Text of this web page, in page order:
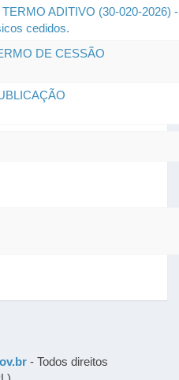
TERMO ADITIVO (30-020-
cedidos.
DE CESSÃO
- Todos direitos